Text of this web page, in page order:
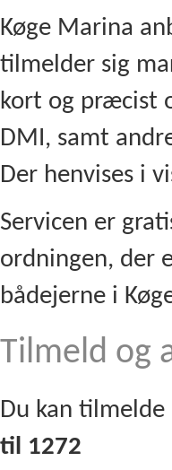
Køge Marina
tilmelder sig
kort og præcist
DMI, samt
Der henvises i
Servicen er
ordningen, der
bådejerne i
Tilmeld og
Du kan
til 1272